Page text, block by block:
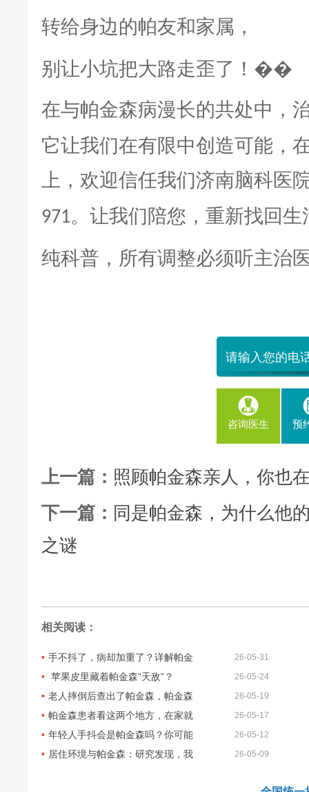
转给身边的帕友和家属，
别让小坑把大路走歪了！��
在与帕金森病漫长的共处中，
它让我们在有限中创造可能，
上，欢迎信任我们济南脑科医
971。让我们陪您，重新找回
纯科普，所有调整必须听主治
咨询医生 预
上一篇： 照顾帕金森亲人，你也
下一篇： 同是帕金森，为什么他
之谜
相关阅读：
手不抖了，病却加重了？详解帕金 26-05-31
苹果皮里藏着帕金森“天敌”？ 26-05-24
老人摔倒后查出了帕金森，帕金森 26-05-19
帕金森患者看这两个地方，在家就 26-05-17
年轻人手抖会是帕金森吗？你可能 26-05-12
居住环境与帕金森：研究发现，我 26-05-09